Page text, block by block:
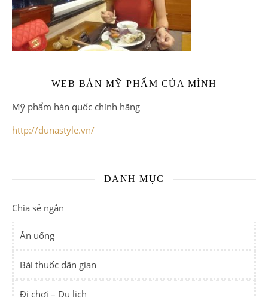
WEB BÁN MỸ PHẨM CỦA MÌNH
Mỹ phẩm hàn quốc chính hãng
http://dunastyle.vn/
DANH MỤC
Chia sẻ ngắn
Ăn uống
Bài thuốc dân gian
Đi chơi – Du lịch